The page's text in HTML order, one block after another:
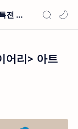
Goods Trades | 영화 굿즈 정보 · 특전 현황
어리> 아트